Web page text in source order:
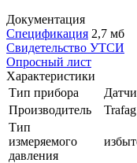
Документация
Спецификация 2,7 мб
Свидетельство УТСИ
Опросный лист
Характеристики
Тип прибора
Производитель
Trafag
Тип
измеряемого
давления